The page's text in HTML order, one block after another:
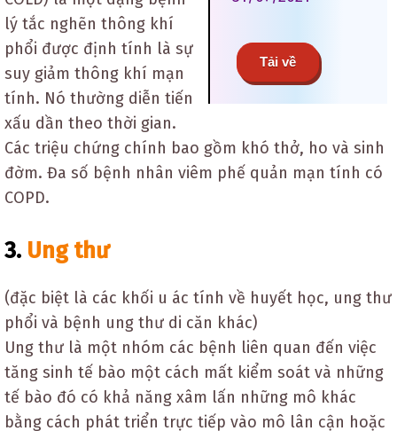
Tải về
lý tắc nghẽn thông khí
phổi được định tính là sự
suy giảm thông khí mạn
tính. Nó thường diễn tiến
xấu dần theo thời gian.
Các triệu chứng chính bao gồm khó thở, ho và sinh
đờm. Đa số bệnh nhân viêm phế quản mạn tính có
COPD.
3. Ung thư
(đặc biệt là các khối u ác tính về huyết học, ung thư
phổi và bệnh ung thư di căn khác)
Ung thư là một nhóm các bệnh liên quan đến việc
tăng sinh tế bào một cách mất kiểm soát và những
tế bào đó có khả năng xâm lấn những mô khác
bằng cách phát triển trực tiếp vào mô lân cận hoặc